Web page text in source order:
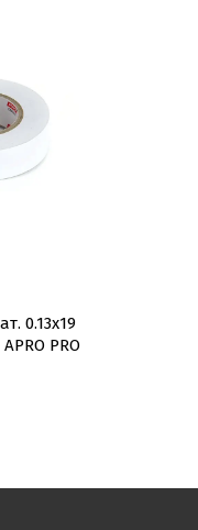
0.13х19
PRO